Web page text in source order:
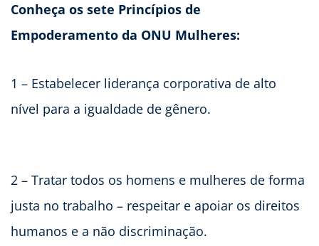
Conheça os sete Princípios de
Empoderamento da ONU Mulheres:
1 – Estabelecer liderança corporativa de alto
nível para a igualdade de gênero.
2 – Tratar todos os homens e mulheres de forma
justa no trabalho – respeitar e apoiar os direitos
humanos e a não discriminação.